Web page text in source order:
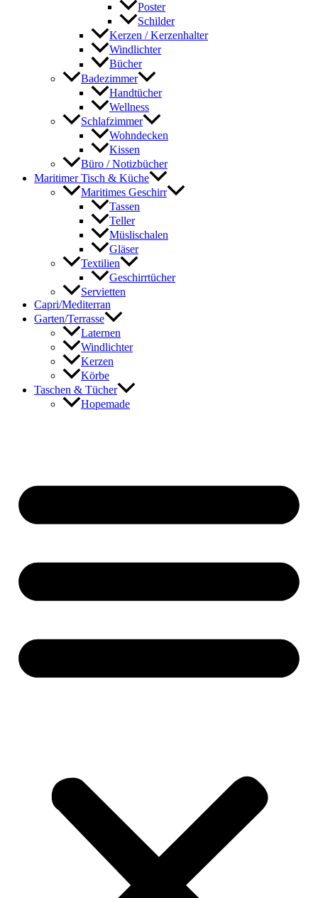
Poster
Schilder
Kerzen / Kerzenhalter
Windlichter
Bücher
Badezimmer
Handtücher
Wellness
Schlafzimmer
Wohndecken
Kissen
Büro / Notizbücher
Maritimer Tisch & Küche
Maritimes Geschirr
Tassen
Teller
Müslischalen
Gläser
Textilien
Geschirrtücher
Servietten
Capri/Mediterran
Garten/Terrasse
Laternen
Windlichter
Kerzen
Körbe
Taschen & Tücher
Hopemade